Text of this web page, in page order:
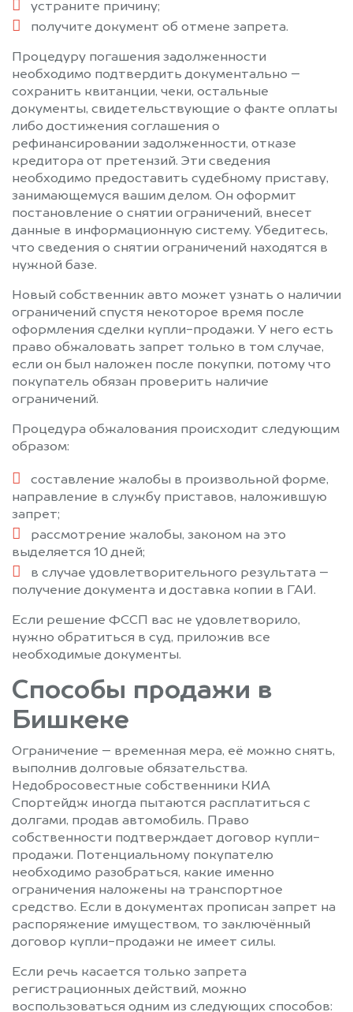
устраните причину;
получите документ об отмене запрета.
Процедуру погашения задолженности
необходимо подтвердить документально –
сохранить квитанции, чеки, остальные
документы, свидетельствующие о факте оплаты
либо достижения соглашения о
рефинансировании задолженности, отказе
кредитора от претензий. Эти сведения
необходимо предоставить судебному приставу,
занимающемуся вашим делом. Он оформит
постановление о снятии ограничений, внесет
данные в информационную систему. Убедитесь,
что сведения о снятии ограничений находятся в
нужной базе.
Новый собственник авто может узнать о наличии
ограничений спустя некоторое время после
оформления сделки купли-продажи. У него есть
право обжаловать запрет только в том случае,
если он был наложен после покупки, потому что
покупатель обязан проверить наличие
ограничений.
Процедура обжалования происходит следующим
образом:
составление жалобы в произвольной форме,
направление в службу приставов, наложившую
запрет;
рассмотрение жалобы, законом на это
выделяется 10 дней;
в случае удовлетворительного результата –
получение документа и доставка копии в ГАИ.
Если решение ФССП вас не удовлетворило,
нужно обратиться в суд, приложив все
необходимые документы.
Способы продажи в
Бишкеке
Ограничение – временная мера, её можно снять,
выполнив долговые обязательства.
Недобросовестные собственники КИА
Спортейдж иногда пытаются расплатиться с
долгами, продав автомобиль. Право
собственности подтверждает договор купли-
продажи. Потенциальному покупателю
необходимо разобраться, какие именно
ограничения наложены на транспортное
средство. Если в документах прописан запрет на
распоряжение имуществом, то заключённый
договор купли-продажи не имеет силы.
Если речь касается только запрета
регистрационных действий, можно
воспользоваться одним из следующих способов: